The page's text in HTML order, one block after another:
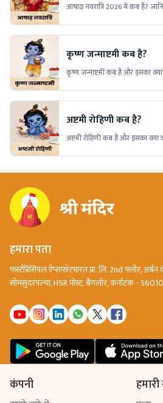
आषाढ़ नवरात्रि 2026 में कब है?
विशेष उपायों की पूरी जानकारी।
कृष्ण जन्माष्टमी कब है?
कृष्ण जन्माष्टमी कब है और इसका
धार्मिक महत्व और इस पावन पर्व से
अष्टमी रोहिणी कब है?
अष्टमी रोहिणी कब है और इसका क्या
मान्यताएं, पूजा विधि और इस पावन
हमारा पता
फर्स्टप्रिंसिपल ऐप्सफॉरभारत प्रा. लि. 2nd फ्लोर,
सोमसुंदरपल्या, HSR पोस्ट, बैंगलोर, कर्नाटक -
कंपनी